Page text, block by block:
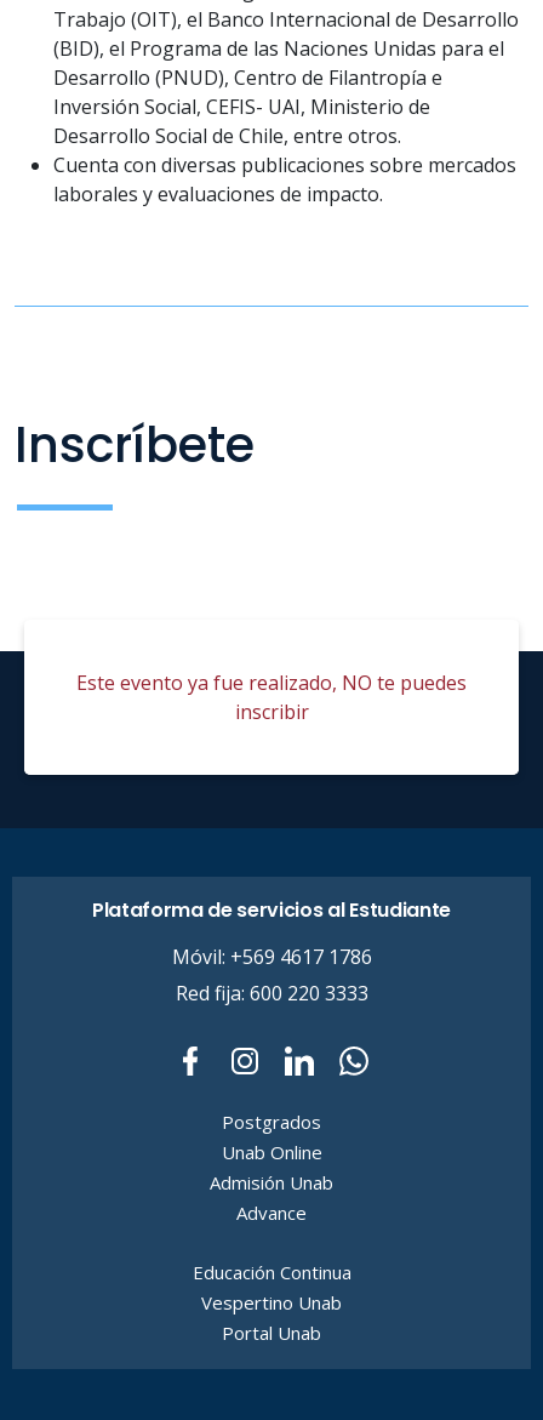
Trabajo (OIT), el Banco Internacional de Desarrollo
(BID), el Programa de las Naciones Unidas para el
Desarrollo (PNUD), Centro de Filantropía e
Inversión Social, CEFIS- UAI, Ministerio de
Desarrollo Social de Chile, entre otros.
Cuenta con diversas publicaciones sobre mercados
laborales y evaluaciones de impacto.
Inscríbete
Este evento ya fue realizado, NO te puedes
inscribir